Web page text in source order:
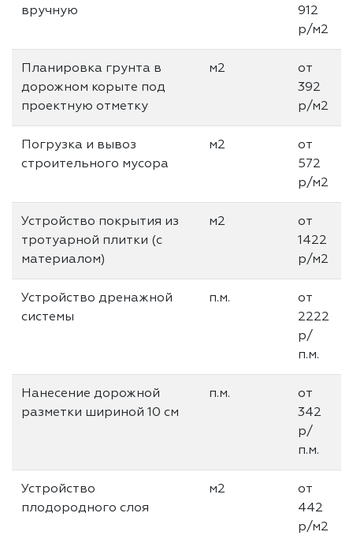
вручную
912
р/м2
Планировка грунта в
дорожном корыте под
проектную отметку
м2
от
392
р/м2
Погрузка и вывоз
строительного мусора
м2
от
572
р/м2
Устройство покрытия из
тротуарной плитки (с
материалом)
м2
от
1422
р/м2
Устройство дренажной
системы
п.м.
от
2222
р/
п.м.
Нанесение дорожной
разметки шириной 10 см
п.м.
от
342
р/
п.м.
Устройство
плодородного слоя
м2
от
442
р/м2